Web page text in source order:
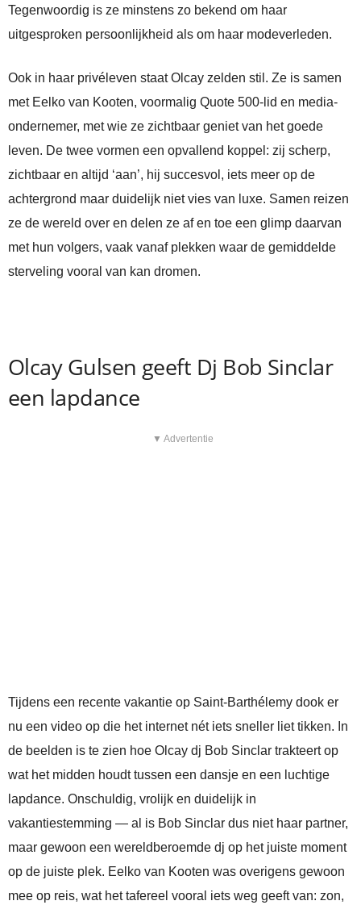
Tegenwoordig is ze minstens zo bekend om haar
uitgesproken persoonlijkheid als om haar modeverleden.
Ook in haar privéleven staat Olcay zelden stil. Ze is samen
met Eelko van Kooten, voormalig Quote 500-lid en media-
ondernemer, met wie ze zichtbaar geniet van het goede
leven. De twee vormen een opvallend koppel: zij scherp,
zichtbaar en altijd ‘aan’, hij succesvol, iets meer op de
achtergrond maar duidelijk niet vies van luxe. Samen reizen
ze de wereld over en delen ze af en toe een glimp daarvan
met hun volgers, vaak vanaf plekken waar de gemiddelde
sterveling vooral van kan dromen.
Olcay Gulsen geeft Dj Bob Sinclar
een lapdance
▼ Advertentie
Tijdens een recente vakantie op Saint-Barthélemy dook er
nu een video op die het internet nét iets sneller liet tikken. In
de beelden is te zien hoe Olcay dj Bob Sinclar trakteert op
wat het midden houdt tussen een dansje en een luchtige
lapdance. Onschuldig, vrolijk en duidelijk in
vakantiestemming — al is Bob Sinclar dus niet haar partner,
maar gewoon een wereldberoemde dj op het juiste moment
op de juiste plek. Eelko van Kooten was overigens gewoon
mee op reis, wat het tafereel vooral iets weg geeft van: zon,